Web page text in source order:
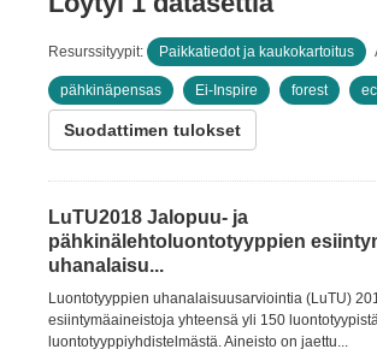
Resurssityypit: Paikkatiedot ja kaukokartoitus
pähkinäpensas Ei-Inspire forest
Suodattimen tulokset
LuTU2018 Jalopuu- ja
pähkinälehtoluontotyyppien
uhanalaisu...
Luontotyyppien uhanalaisuusarviointia (LuTU)
esiintymäaineistoja yhteensä yli 150
luontotyyppiyhdistelmästä. Aineisto on jaettu...